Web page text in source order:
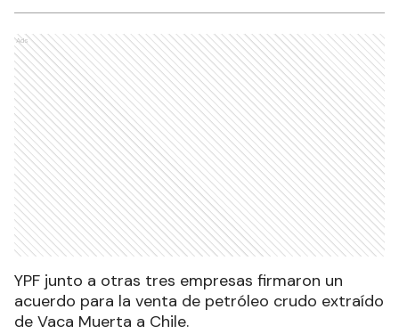
Ads
YPF junto a otras tres empresas firmaron un
acuerdo para la venta de petróleo crudo extraído
de Vaca Muerta a Chile.